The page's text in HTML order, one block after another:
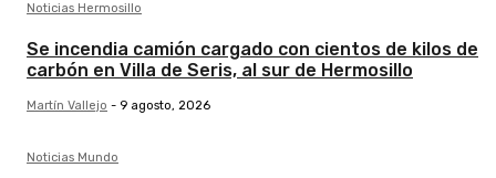
Noticias Hermosillo
Se incendia camión cargado con cientos de kilos de
carbón en Villa de Seris, al sur de Hermosillo
Martín Vallejo - 9 agosto, 2026
Noticias Mundo